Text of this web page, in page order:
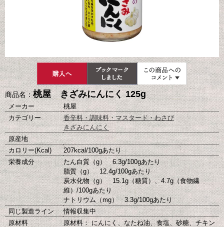
商品名：桃屋 きざみにんにく 125g
メーカー
桃屋
カテゴリー
香辛料・調味料・マスタード・わさび
きざみにんにく
原産地
カロリー(Kcal)
207kcal/100gあたり
栄養成分
たん白質（g） 6.3g/100gあたり
脂質（g） 12.4g/100gあたり
炭水化物（g） 15.1g（糖質）、4.7g（食物繊
維）/100gあたり
ナトリウム（mg） 3.3g/100gあたり
同じ製造ライン
情報収集中
原材料
原材料： にんにく、なたね油、食塩、砂糖、チキン